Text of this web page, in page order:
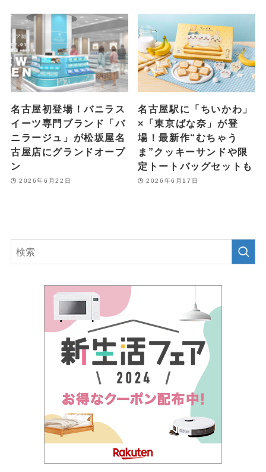
名古屋初登場！バニラス
イーツ専門ブランド「バ
ニラージュ」が松坂屋名
古屋店にグランドオープ
ン
2026年6月22日
名古屋駅に「ちいかわ」
×「東京ばな奈」が登
場！最新作“むちゃう
ま”クッキーサンドや限
定トートバッグセットも
2026年6月17日